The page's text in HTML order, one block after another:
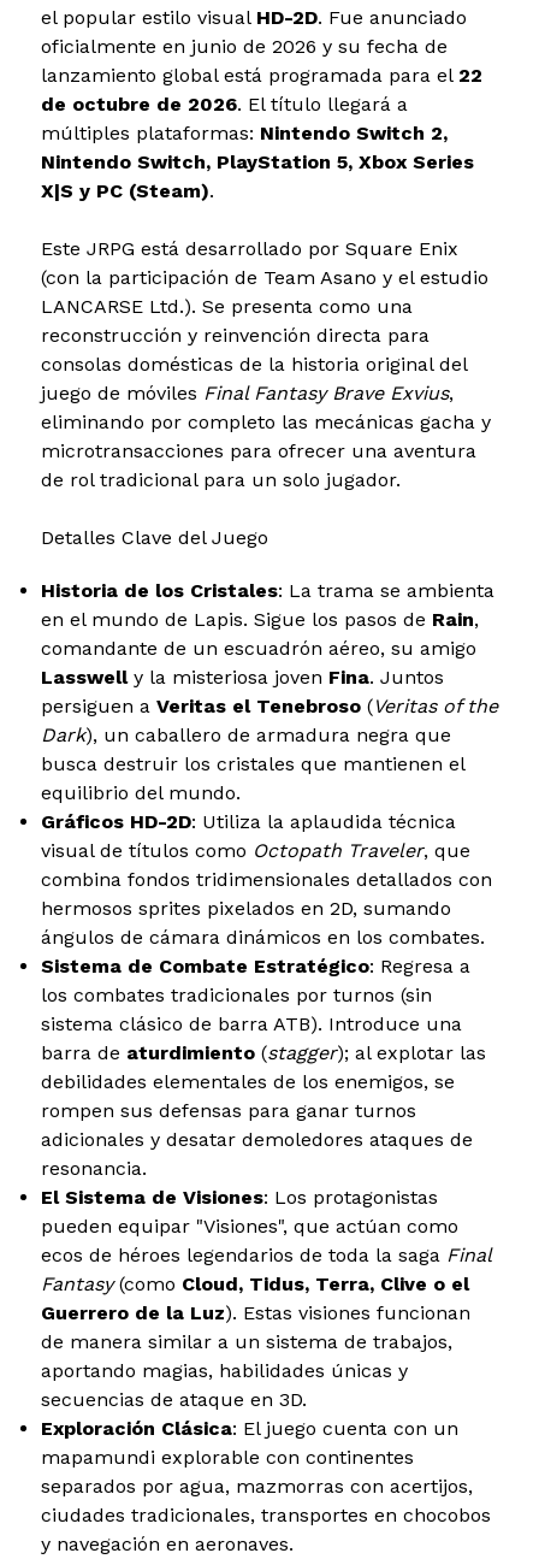
el popular estilo visual HD-2D. Fue anunciado
oficialmente en junio de 2026 y su fecha de
lanzamiento global está programada para el 22
de octubre de 2026. El título llegará a
múltiples plataformas: Nintendo Switch 2,
Nintendo Switch, PlayStation 5, Xbox Series
X|S y PC (Steam).
Este JRPG está desarrollado por Square Enix
(con la participación de Team Asano y el estudio
LANCARSE Ltd.). Se presenta como una
reconstrucción y reinvención directa para
consolas domésticas de la historia original del
juego de móviles Final Fantasy Brave Exvius,
eliminando por completo las mecánicas gacha y
microtransacciones para ofrecer una aventura
de rol tradicional para un solo jugador.
Detalles Clave del Juego
Historia de los Cristales: La trama se ambienta
en el mundo de Lapis. Sigue los pasos de Rain,
comandante de un escuadrón aéreo, su amigo
Lasswelly la misteriosa joven Fina. Juntos
persiguen a Veritas el Tenebroso(Veritas of the
Dark), un caballero de armadura negra que
busca destruir los cristales que mantienen el
equilibrio del mundo.
Gráficos HD-2D: Utiliza la aplaudida técnica
visual de títulos como Octopath Traveler, que
combina fondos tridimensionales detallados con
hermosos sprites pixelados en 2D, sumando
ángulos de cámara dinámicos en los combates.
Sistema de Combate Estratégico: Regresa a
los combates tradicionales por turnos (sin
sistema clásico de barra ATB). Introduce una
barra de aturdimiento(stagger); al explotar las
debilidades elementales de los enemigos, se
rompen sus defensas para ganar turnos
adicionales y desatar demoledores ataques de
resonancia.
El Sistema de Visiones: Los protagonistas
pueden equipar "Visiones", que actúan como
ecos de héroes legendarios de toda la saga Final
Fantasy(como Cloud, Tidus, Terra, Clive o el
Guerrero de la Luz). Estas visiones funcionan
de manera similar a un sistema de trabajos,
aportando magias, habilidades únicas y
secuencias de ataque en 3D.
Exploración Clásica: El juego cuenta con un
mapamundi explorable con continentes
separados por agua, mazmorras con acertijos,
ciudades tradicionales, transportes en chocobos
y navegación en aeronaves.